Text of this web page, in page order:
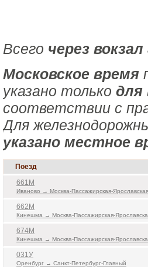
Всего через
Московское время
указано только для
соответствии с
Для
указано местное
Поезд
661М
Иваново → Москва-Пассажирская-Ярославская
662М
Кинешма → Москва-Пассажирская-
674М
Кинешма → Москва-Пассажирская-
031У
Оренбург → Санкт-Петербург-Главный